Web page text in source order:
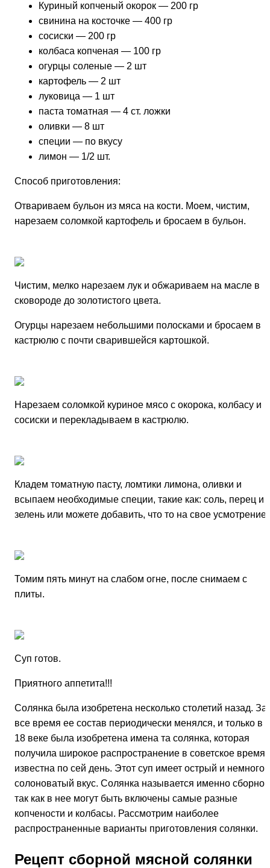
Куриный копченый окорок — 200 гр
свинина на косточке — 400 гр
сосиски — 200 гр
колбаса копченая — 100 гр
огурцы соленые — 2 шт
картофель — 2 шт
луковица — 1 шт
паста томатная — 4 ст. ложки
оливки — 8 шт
специи — по вкусу
лимон — 1/2 шт.
Способ приготовления:
Отвариваем бульон из мяса на кости. Моем, чистим,
нарезаем соломкой картофель и бросаем в бульон.
Чистим, мелко нарезаем лук и обжариваем на масле в
сковороде до золотистого цвета.
Огурцы нарезаем небольшими полосками и бросаем в
кастрюлю с почти сварившейся картошкой.
Нарезаем соломкой куриное мясо с окорока, колбасу и
сосиски и перекладываем в кастрюлю.
Кладем томатную пасту, ломтики лимона, оливки и
всыпаем необходимые специи, такие как: соль, перец и
зелень или можете добавить, что то на свое усмотрение.
Томим пять минут на слабом огне, после снимаем с
плиты.
Суп готов.
Приятного аппетита!!!
Солянка была изобретена несколько столетий назад. За
все время ее состав периодически менялся, и только в
18 веке была изобретена имена та солянка, которая
получила широкое распространение в советское время
известна по сей день. Этот суп имеет острый и немного
солоноватый вкус. Солянка называется именно
так как в нее могут быть включены самые разные
копчености и колбасы. Рассмотрим наиболее
распространенные варианты приготовления солянки.
Рецепт сборной мясной солянки